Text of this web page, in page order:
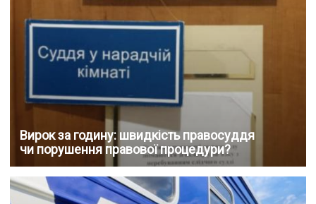
Вирок за годину: швидкість правосуддя
чи порушення правової процедури?